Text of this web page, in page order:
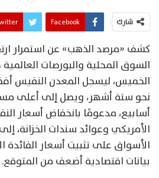
شارك Facebook
كشف «مرصد الذهب» عن استمرار
السوق المحلية والبورصات
الخميس، ليسجل المعدن النفيس
نحو ستة أشهر، ويصل إلى أعلى
أسابيع، مدعومًا بانخفاض أسعار
الأمريكي وعوائد سندات الخزانة،
الأسواق على تثبيت أسعار الفائدة
بيانات اقتصادية أضعف من المتوقع.